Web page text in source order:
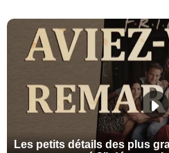
Les petits détails des plus